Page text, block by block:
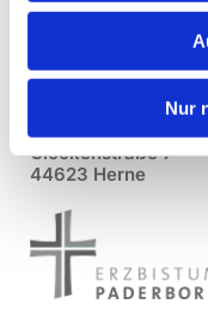
Nur
Glockenstraße 7
44623 Herne